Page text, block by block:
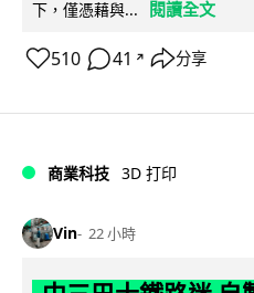
下，僅憑藉與...
閱讀全文
510 41 ↗ 分享
商業科技 3D 打印
Vin 22 小時